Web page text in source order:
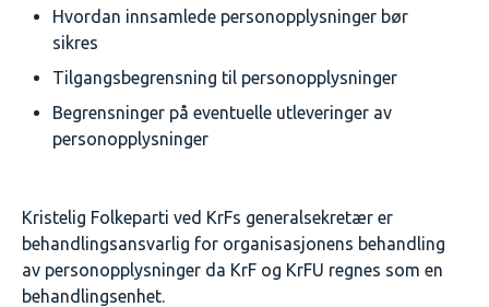
Hvordan innsamlede personopplysninger bør
sikres
Tilgangsbegrensning til personopplysninger
Begrensninger på eventuelle utleveringer av
personopplysninger
Kristelig Folkeparti ved KrFs generalsekretær er
behandlingsansvarlig for organisasjonens behandling
av personopplysninger da KrF og KrFU regnes som en
behandlingsenhet.